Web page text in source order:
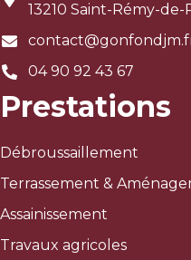
13210 Saint-Rémy-
04 90 92 43 67
Prestations
Débroussaillement
Terrassement &
Assainissement
Travaux agricoles